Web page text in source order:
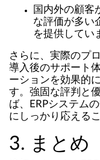
国内外の顧客
な評価が多い
を提供してい
さらに、実際のプ
導入後のサポート
ーションを効果的
す。強固な評判と
ば、ERPシステム
にしっかり応える
3. まとめ